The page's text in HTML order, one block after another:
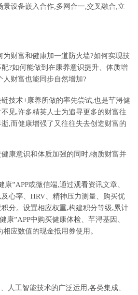
景设备嵌入合作,多网合一,交叉融合,立
为财富和健康加一道防火墙?如何实现技
?如何能做到在康养意识提升、体质增
财富也能同步自然增加?
技术+康养所做的率先尝试,也是芊浔健
见,许多精英人士为追寻更多的财富往
,而健康增强了又往往失去创造财富的
康意识和体质加强的同时,物质财富并
”APP或微信端,通过观看资讯文章、
心率、HRV、精神压力测量、购买优
分。设置相应权重,构建积分等级,累计
康”APP中购买健康体检、芊浔基因、
应数值的现金抵用券使用。
人工智能技术的广泛运用,各类集成、